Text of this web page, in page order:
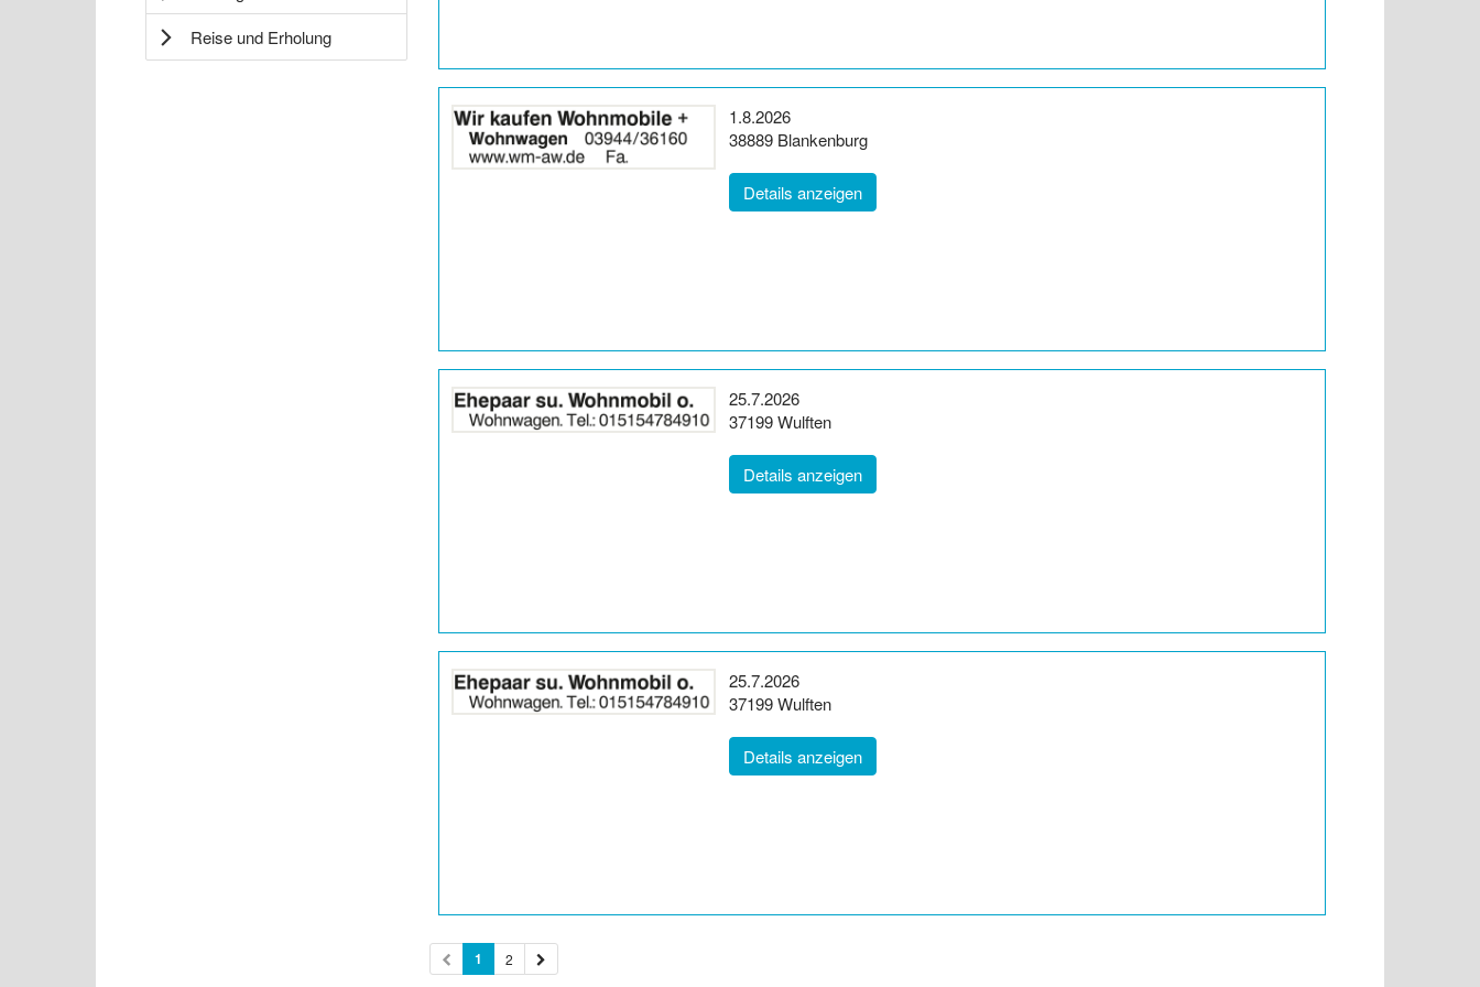
Reise und Erholung
Anzeige
2064099
Erscheinungsdatum:
1.8.2026
Postleitzahl:
38889 Ort:
Blankenburg
Details anzeigen(ID: 2064099)
Anzeige
Erscheinungsdatum:
25.7.2026
Postleitzahl:
37199 Ort:
Wulften
Details anzeigen(ID: 2062509)
Anzeige
Erscheinungsdatum:
25.7.2026
Postleitzahl:
37199 Ort:
Wulften
Details anzeigen(ID: 2062510)
1 2